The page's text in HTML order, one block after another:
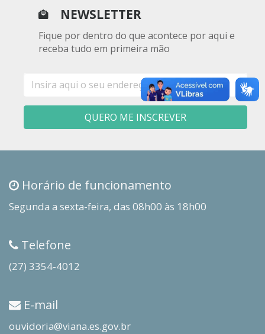
NEWSLETTER
Fique por dentro do que acontece por aqui e
receba tudo em primeira mão
mail
QUERO ME INSCREVER
Horário de funcionamento
Segunda a sexta-feira, das 08h00 às 18h00
Telefone
(27) 3354-4012
E-mail
ouvidoria@viana.es.gov.br